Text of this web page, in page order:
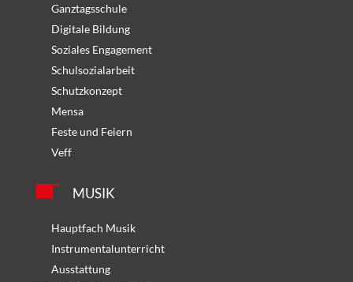
Ganztagsschule
Digitale Bildung
Soziales Engagement
Schulsozialarbeit
Schutzkonzept
Mensa
Feste und Feiern
Veff
MUSIK
Hauptfach Musik
Instrumentalunterricht
Ausstattung